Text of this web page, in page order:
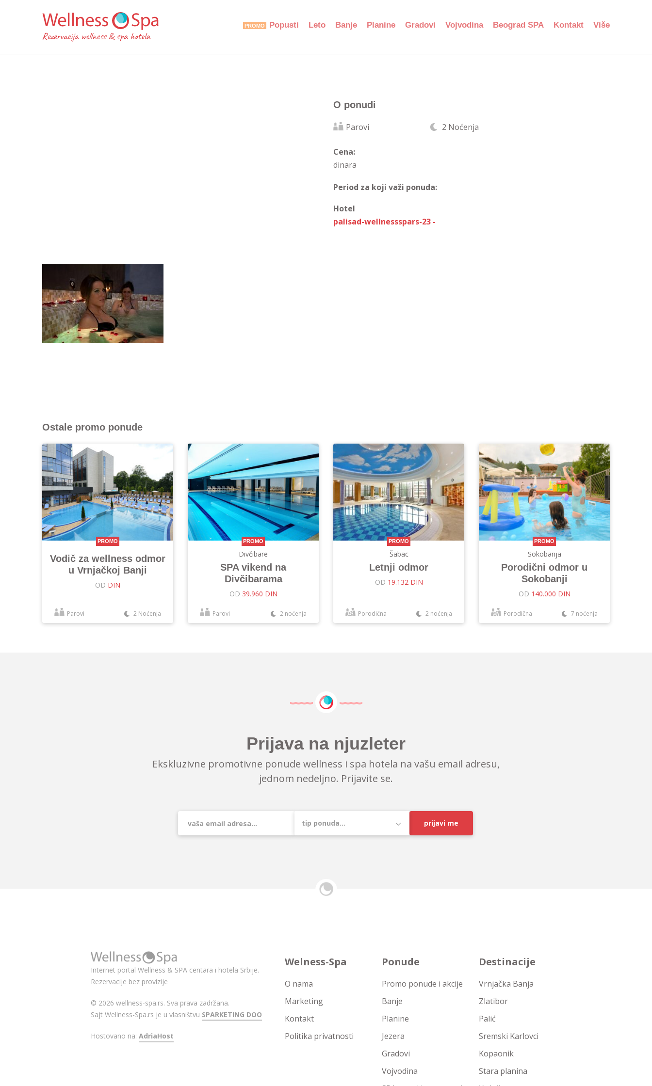
Popusti Leto Banje Planine Gradovi Vojvodina Beograd SPA Kontakt Više
O ponudi
Parovi 2 Noćenja
Cena:
dinara
Period za koji važi ponuda:
Hotel
palisad-wellnessspars-23 -
Ostale promo ponude
PROMO
Vodič za wellness odmor
u Vrnjačkoj Banji
OD DIN
Parovi 2 Noćenja
PROMO
Divčibare
SPA vikend na
Divčibarama
OD 39.960 DIN
Parovi 2 noćenja
PROMO
Šabac
Letnji odmor
OD 19.132 DIN
Porodična 2 noćenja
PROMO
Sokobanja
Porodični odmor u
Sokobanji
OD 140.000 DIN
Porodična 7 noćenja
Prijava na njuzleter
Ekskluzivne promotivne ponude wellness i spa hotela na vašu email adresu,
jednom nedeljno. Prijavite se.
prijavi me
Internet portal Wellness & SPA centara i hotela Srbije.
Rezervacije bez provizije
© 2026 wellness-spa.rs. Sva prava zadržana.
Sajt Wellness-Spa.rs je u vlasništvu SPARKETING DOO
Hostovano na: AdriaHost
Welness-Spa
O nama
Marketing
Kontakt
Politika privatnosti
Ponude
Promo ponude i akcije
Banje
Planine
Jezera
Gradovi
Vojvodina
Destinacije
Vrnjačka Banja
Zlatibor
Palić
Sremski Karlovci
Kopaonik
Stara planina